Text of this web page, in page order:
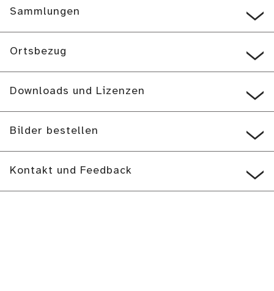
Sammlungen
Ortsbezug
Downloads und Lizenzen
Bilder bestellen
Kontakt und Feedback